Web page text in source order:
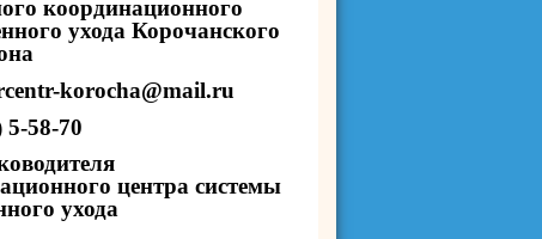
координационного
ухода Корочанского
korocha@mail.ru
5-58-70
центра системы
ухода